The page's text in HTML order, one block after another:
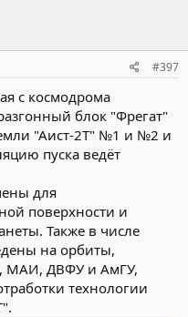
#397
с космодрома
блок "Фрегат"
"Аист-2Т" №1 и №2 и
пуска ведёт
для
поверхности и
Также в числе
на орбиты,
МАИ, ДВФУ и АмГУ,
технологии